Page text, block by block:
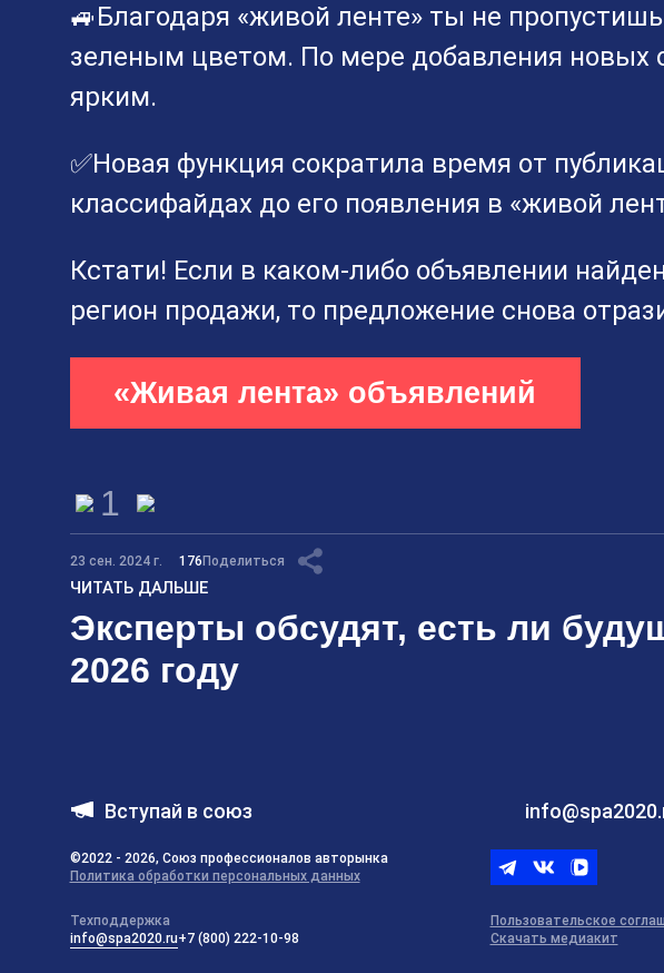
🚙Благодаря «живой ленте» ты не
зеленым цветом. По мере добавления новых
ярким.
✅Новая функция сократила время от
классифайдах до его появления в «живой
Кстати! Если в каком-либо объявлении
регион продажи, то предложение снова
«Живая лента» объявлений
1
23 сен. 2024 г. 176 Поделиться
ЧИТАТЬ ДАЛЬШЕ
Эксперты обсудят, есть ли
2026 году
Вступай в союз
TelegramВКонтакте
ВК
©2022 - 2026, Союз профессионалов авторынка
Политика обработки персональных данных
Пользовательское
Скачать медиакит
Техподдержка
info@spa2020.ru+7 (800) 222-10-98